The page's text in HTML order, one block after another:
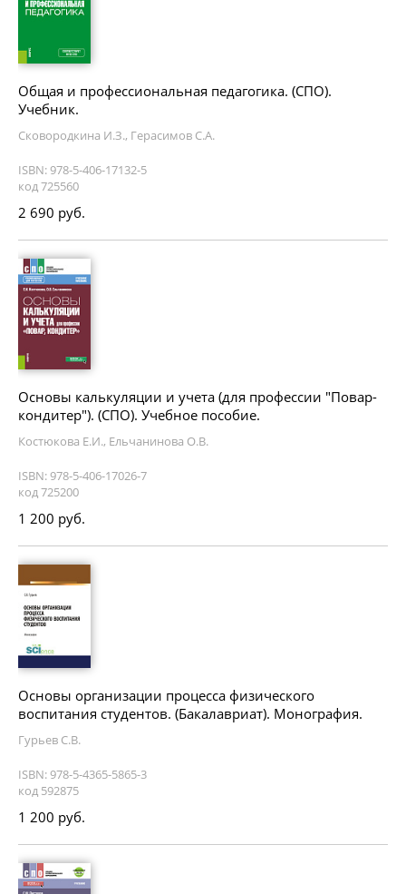
Общая и профессиональная педагогика. (СПО).
Учебник.
Сковородкина И.З., Герасимов С.А.
ISBN: 978-5-406-17132-5
код 725560
2 690 руб.
Основы калькуляции и учета (для профессии "Повар-
кондитер"). (СПО). Учебное пособие.
Костюкова Е.И., Ельчанинова О.В.
ISBN: 978-5-406-17026-7
код 725200
1 200 руб.
Основы организации процесса физического
воспитания студентов. (Бакалавриат). Монография.
Гурьев С.В.
ISBN: 978-5-4365-5865-3
код 592875
1 200 руб.